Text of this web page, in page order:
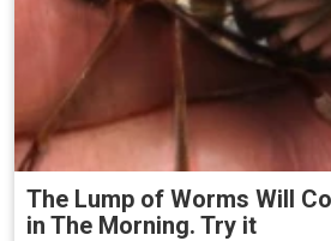
The Lump of Worms Will
in The Morning. Try it